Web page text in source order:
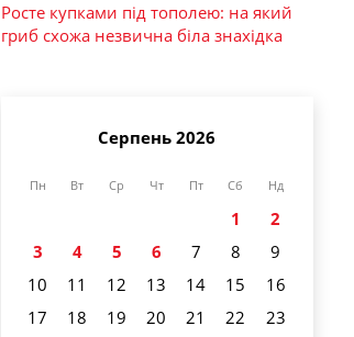
Росте купками під тополею: на який
гриб схожа незвична біла знахідка
Серпень 2026
Пн Вт Ср Чт Пт Сб Нд
1
2
3
4 5 6 7 8
9
10
11 12 13 14 15
16
17
18 19 20 21 22
23